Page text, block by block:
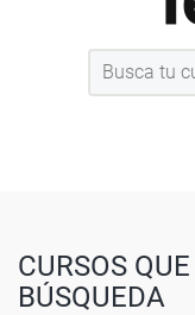
CURSOS
BÚSQUEDA